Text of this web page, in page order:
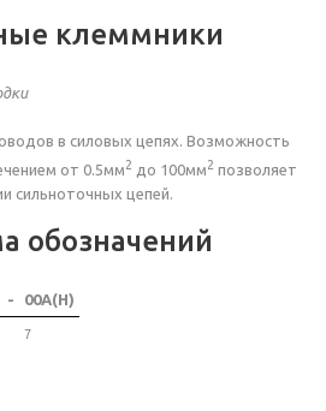
клеммники
в силовых цепях. Возможность
от 0.5мм2 до 100мм2 позволяет
сильноточных цепей.
обозначений
- 00A(H)
7